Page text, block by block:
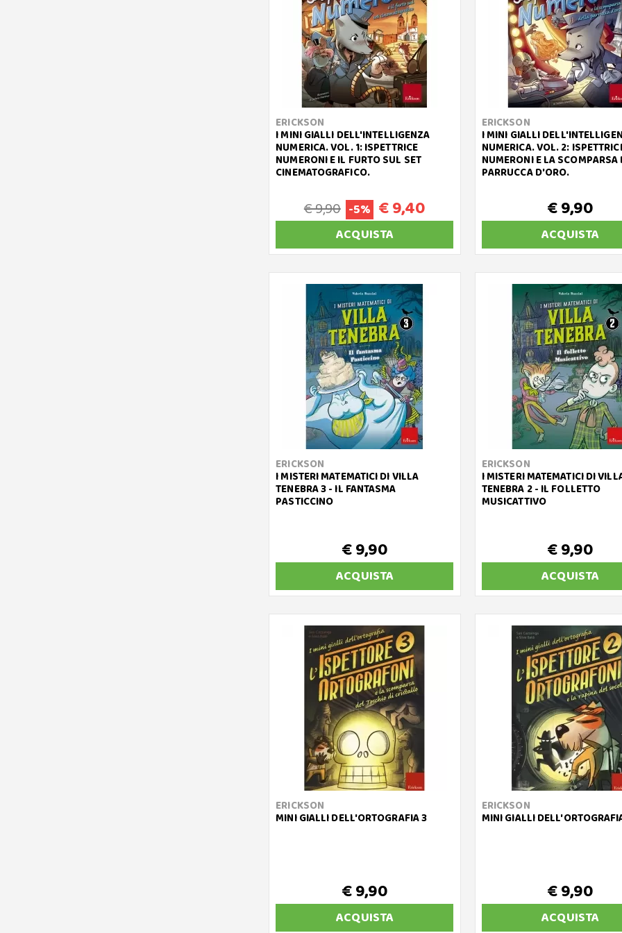
ERICKSON
I MINI GIALLI DELL'INTELLIGENZA
NUMERICA. VOL. 1: ISPETTRICE
NUMERONI E IL FURTO SUL SET
CINEMATOGRAFICO.
€ 9,90 -5% € 9,40
ACQUISTA
ERICKSON
I MINI GIALLI
NUMERICA. VOL. 2:
NUMERONI E LA SCOMPARSA
PARRUCCA D'ORO.
€ 9,90
ACQUISTA
ERICKSON
I MISTERI MATEMATICI DI VILLA
TENEBRA 3 - IL FANTASMA
PASTICCINO
€ 9,90
ACQUISTA
ERICKSON
I MISTERI MATEMATICI DI
TENEBRA 2 - IL FOLLETTO
MUSICATTIVO
€ 9,90
ACQUISTA
ERICKSON
MINI GIALLI DELL'ORTOGRAFIA 3
€ 9,90
ACQUISTA
ERICKSON
MINI GIALLI
€ 9,90
ACQUISTA